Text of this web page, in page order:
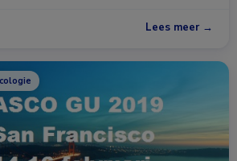
Lees meer →